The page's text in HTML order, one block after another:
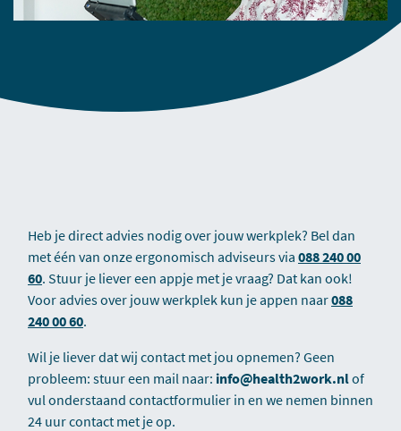
Heb je direct advies nodig over jouw werkplek? Bel dan
met één van onze ergonomisch adviseurs via 088 240 00
60. Stuur je liever een appje met je vraag? Dat kan ook!
Voor advies over jouw werkplek kun je appen naar088
240 00 60.
Wil je liever dat wij contact met jou opnemen? Geen
probleem: stuur een mail naar: info@health2work.nlof
vul onderstaand contactformulier in en we nemen binnen
24 uur contact met je op.